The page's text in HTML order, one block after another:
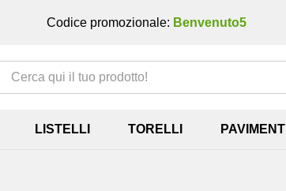
Codice promozionale: Benvenuto5
Tutto
LISTELLI TORELLI PAVIMENTI